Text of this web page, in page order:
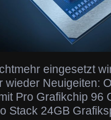
eingesetzt
wieder Neuigeiten:
Pro Grafikchip 96
Stack 24GB